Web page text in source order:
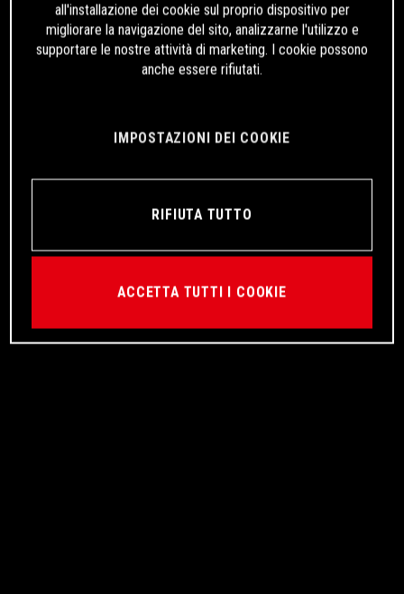
all'installazione dei cookie sul proprio dispositivo per
migliorare la navigazione del sito, analizzarne l'utilizzo e
supportare le nostre attività di marketing. I cookie possono
anche essere rifiutati.
IMPOSTAZIONI DEI COOKIE
RIFIUTA TUTTO
ACCETTA TUTTI I COOKIE